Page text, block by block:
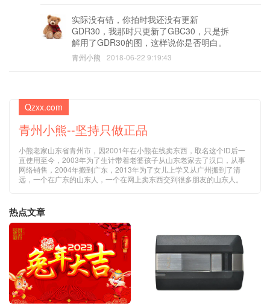
实际没有错，你拍时我还没有更新
GDR30，我那时只更新了GBC30，只是拆
解用了GDR30的图，这样说你是否明白。
青州小熊 2018-06-22 9:19:43
Qzxx.com
青州小熊--坚持只做正品
小熊老家山东省青州市，因2001年在小熊在线卖东西，取名这个ID后一
直使用至今，2003年为了生计带着老婆孩子从山东老家去了汉口，从事
网络销售，2004年搬到广东，2013年为了女儿上学又从广州搬到了清
远，一个在广东的山东人，一个在网上卖东西交到很多朋友的山东人。
热点文章